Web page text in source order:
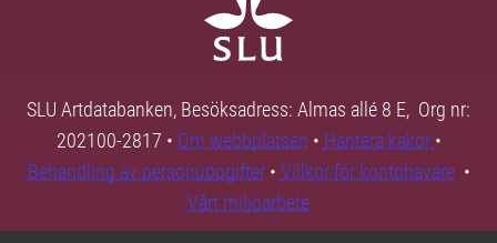
SLU Artdatabanken, Besöksadress: Almas allé 8 E, Org nr:
202100-2817 • Om webbplatsen • Hantera kakor •
Behandling av personuppgifter• Villkor för kontohavare•
Vårt miljöarbete